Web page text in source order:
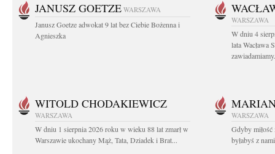
JANUSZ GOETZE WARSZAWA
Janusz Goetze adwokat 9 lat bez Ciebie Bożenna i
Agnieszka
WARSZAWA
W dniu 4
lata Wacława
WITOLD CHODAKIEWICZ
WARSZAWA
W dniu 1 sierpnia 2026 roku w wieku 88 lat zmarł w
Warszawie ukochany Mąż, Tata, Dziadek i Brat...
WARSZAWA
Gdyby miłość
byłabyś z